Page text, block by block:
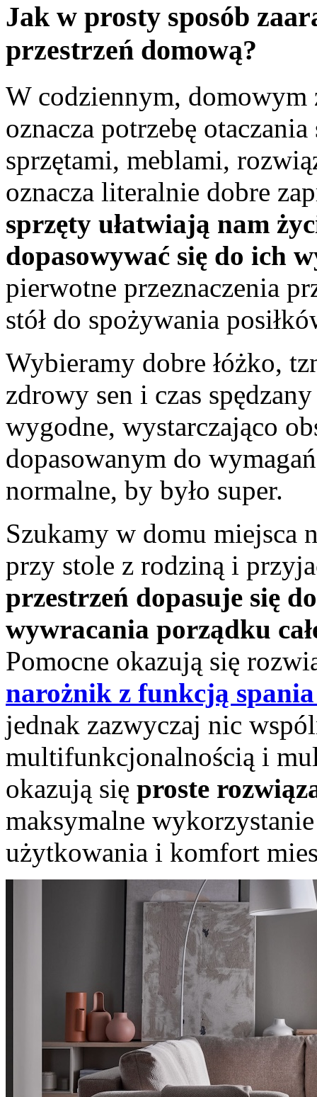
Jak w prosty sposób
przestrzeń domową?
W codziennym, domowym
oznacza potrzebę
sprzętami, meblami,
oznacza literalnie dobre
sprzęty ułatwiają nam
dopasowywać się do ich
pierwotne przeznaczenia
stół do spożywania
Wybieramy dobre łóżko,
zdrowy sen i czas
wygodne, wystarczająco
dopasowanym do
normalne, by było super.
Szukamy w domu miejsca
przy stole z rodziną i
przestrzeń dopasuje się
wywracania porządku
Pomocne okazują się
narożnik z funkcją spania
jednak zazwyczaj nic
multifunkcjonalnością i
okazują się proste
maksymalne
użytkowania i komfort